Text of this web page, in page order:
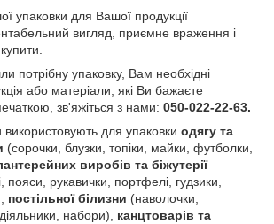
упаковки для Вашої продукції
вигляд, приємне враження і
потрібну упаковку, Вам необхідні
або матеріали, які Ви бажаєте
зв'яжіться з нами: 050-022-22-63.
використовують для упаковки одягу та
(сорочки, блузки, топіки, майки, футболки,
виробів та біжутерії
рукавички, портфелі, гудзики,
постільної білизни (наволочки,
набори), канцтоварів та